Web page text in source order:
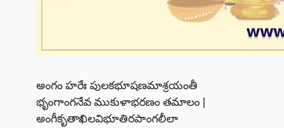
అంగం హరేః పులకభూషణమాశ్రయంతీ
భృంగాంగనేవ ముకుళాభరణం తమాలం |
అంగీకృతాఖిలవిభూతిరపాంగలీలా